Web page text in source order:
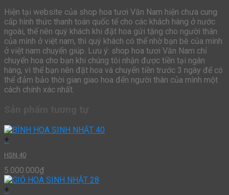
Hiện tại website của shop hoa tươi Văn Nam hiện chưa cung
cấp hình thức thanh toán quốc tế cho các khách hàng ở nước
ngoài, thế nên quý khách khi đặt hoa gửi tặng cho người thân
của mình ở việt nam, thì quý khách có thể nhờ bạn bè của mình
ở việt nam chuyển giúp. Lưu ý: shop hoa tươi Văn Nam chỉ
chuyển hoa cho bạn khi chúng tôi nhận được tiền tại ngân
hàng, vì thế bạn nên đặt hoa và chuyển tiền trước 3 ngày để có
thể đảm bảo thời gian giao hoa đến người thân của mình một
cách chính xác nhất.
+
HSN 40
5.000.000₫
+